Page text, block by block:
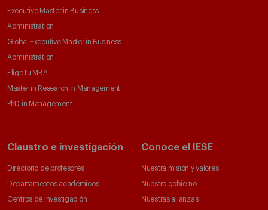
Executive Master in Business
Administration
Global Executive Master in Business
Administration
Elige tu MBA
Master in Research in Management
PhD in Management
Claustro e investigación
Directorio de profesores
Departamentos académicos
Centros de investigación
Conoce el IESE
Nuestra misión y valores
Nuestro gobierno
Nuestras alianzas